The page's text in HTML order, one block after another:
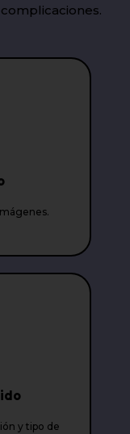
y tipo de